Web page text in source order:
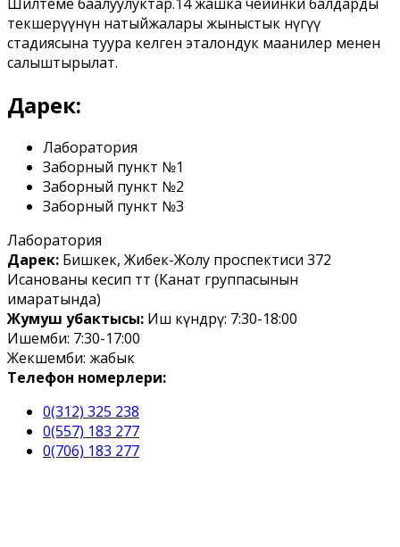
текшерүүнүн натыйжалары жыныстык өнүгүү
стадиясына туура келген эталондук маанилер менен
салыштырылат.
Дарек:
Лаборатория
Заборный пункт №1
Заборный пункт №2
Заборный пункт №3
Лаборатория
Дарек: Бишкек, Жибек-Жолу проспектиси 372
Исанованы кесип өтөт (Канат группасынын
имаратында)
Жумуш убактысы: Иш күндөрү: 7:30-18:00
Ишемби: 7:30-17:00
Жекшемби: жабык
Телефон номерлери:
0(312) 325 238
0(557) 183 277
0(706) 183 277